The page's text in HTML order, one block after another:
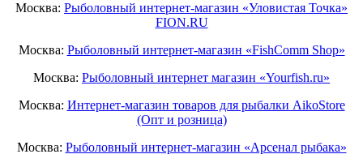
Москва: Рыболовный интернет-магазин «Уловистая Точка»
FION.RU
Москва: Рыболовный интернет-магазин «FishComm Shop»
Москва: Рыболовный интернет магазин «Yourfish.ru»
Москва: Интернет-магазин товаров для рыбалки AikoStore
(Опт и розница)
Москва: Рыболовный интернет-магазин «Арсенал рыбака»